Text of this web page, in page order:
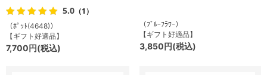
5.0 （1）
（ﾎﾟｯﾄ(4648)）
【ギフト好適品】
7,700円(税込)
（ﾌﾞﾙｰﾌﾗﾜｰ）
【ギフト好適品】
3,850円(税込)